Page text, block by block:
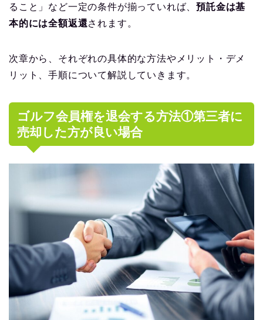
ること」など一定の条件が揃っていれば、預託金は基
本的には全額返還されます。
次章から、それぞれの具体的な方法やメリット・デメ
リット、手順について解説していきます。
ゴルフ会員権を退会する方法①第三者に
売却した方が良い場合